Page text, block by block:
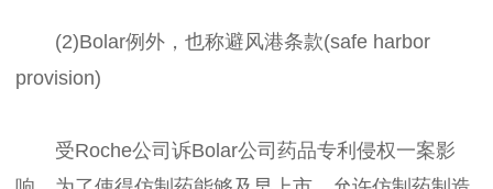
(2)Bolar例外，也称避风港条款(safe harbor
provision)
受Roche公司诉Bolar公司药品专利侵权一案影